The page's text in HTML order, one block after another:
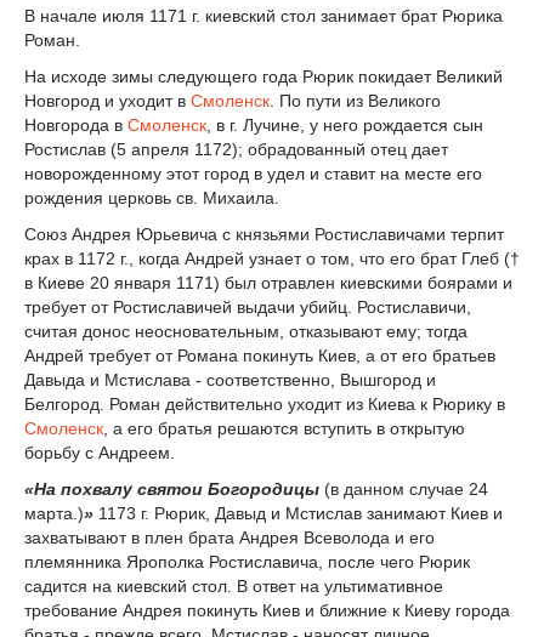
В начале июля 1171 г. киевский стол занимает брат Рюрика
Роман.
На исходе зимы следующего года Рюрик покидает Великий
Новгород и уходит в Смоленск . По пути из Великого
Новгорода в Смоленск , в г. Лучине, у него рождается сын
Ростислав (5 апреля 1172); обрадованный отец дает
новорожденному этот город в удел и ставит на месте его
рождения церковь св. Михаила.
Союз Андрея Юрьевича с князьями Ростиславичами терпит
крах в 1172 г., когда Андрей узнает о том, что его брат Глеб (†
в Киеве 20 января 1171) был отравлен киевскими боярами и
требует от Ростиславичей выдачи убийц. Ростиславичи,
считая донос неосновательным, отказывают ему; тогда
Андрей требует от Романа покинуть Киев, а от его братьев
Давыда и Мстислава - соответственно, Вышгород и
Белгород. Роман действительно уходит из Киева к Рюрику в
Смоленск , а его братья решаются вступить в открытую
борьбу с Андреем.
«На похвалу святои Богородицы (в данном случае 24
марта.)» 1173 г. Рюрик, Давыд и Мстислав занимают Киев и
захватывают в плен брата Андрея Всеволода и его
племянника Ярополка Ростиславича, после чего Рюрик
садится на киевский стол. В ответ на ультимативное
требование Андрея покинуть Киев и ближние к Киеву города